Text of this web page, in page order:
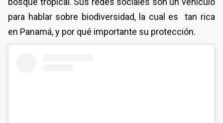
para hablar sobre biodiversidad, la cual es tan rica
en Panamá, y por qué importante su protección.